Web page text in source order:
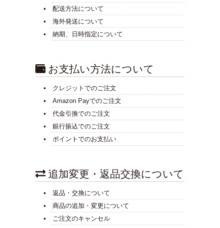
配送方法について
海外発送について
納期、日時指定について
お支払い方法について
クレジットでのご注文
Amazon Payでのご注文
代金引換でのご注文
銀行振込でのご注文
ポイントでのお支払い
追加変更・返品交換について
返品・交換について
商品の追加・変更について
ご注文のキャンセル